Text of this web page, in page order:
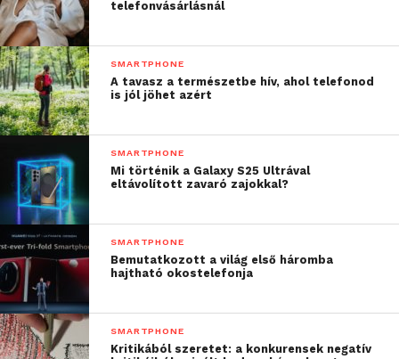
amelyek a TIPA zsűrije szerint a legjobb minőséget,
teljesítményt és értéket kínálják a felhasználók
számára.
telefonvásárlásnál
SMARTPHONE
A tavasz a természetbe hív, ahol telefonod
is jól jöhet azért
SMARTPHONE
Mi történik a Galaxy S25 Ultrával
eltávolított zavaró zajokkal?
SMARTPHONE
Bemutatkozott a világ első háromba
hajtható okostelefonja
SMARTPHONE
Kritikából szeretet: a konkurensek negatív